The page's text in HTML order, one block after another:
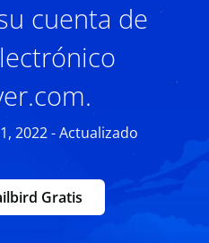
cuenta de
2022 - Actualizado
Gratis